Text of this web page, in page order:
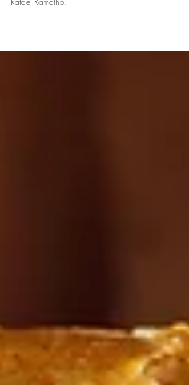
Rafael Ramalho.